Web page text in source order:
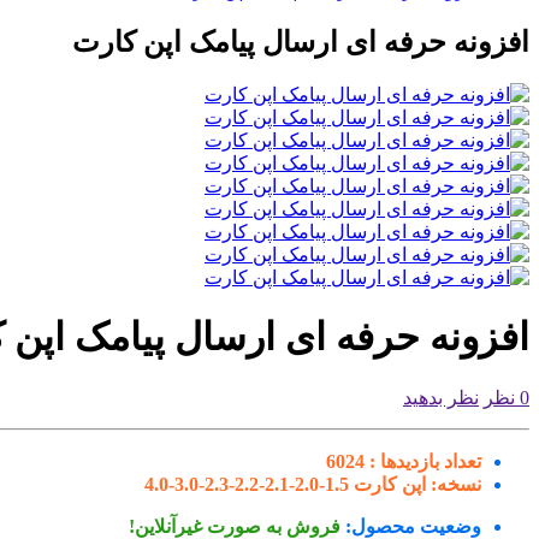
افزونه حرفه ای ارسال پیامک اپن کارت
افزونه حرفه ای ارسال پیامک
0 نظر نظر بدهید
تعداد بازدیدها : 6024
نسخه: اپن کارت 1.5-2.0-2.1-2.2-2.3-3.0-4.0
وضعیت محصول: فروش به صورت غیرآنلاین!